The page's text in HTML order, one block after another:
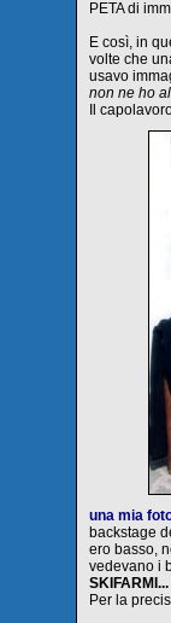
PETA di
E così, in
volte che
usavo
non ne ho
Il
una mia
backstage
ero basso,
vedevano i
Per la